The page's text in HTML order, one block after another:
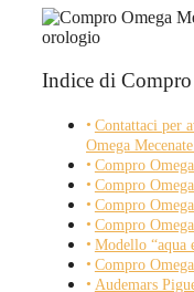
Indice di
Contattaci per
Omega
Compro
Compro
Compro
Compro
Modello “aqua
Compro
Audemars